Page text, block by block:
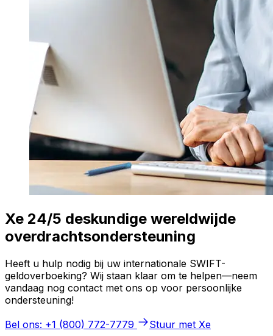
Xe 24/5 deskundige wereldwijde
overdrachtsondersteuning
Heeft u hulp nodig bij uw internationale SWIFT-
geldoverboeking? Wij staan klaar om te helpen—neem
vandaag nog contact met ons op voor persoonlijke
ondersteuning!
Bel ons: +1 (800) 772-7779
Stuur met Xe